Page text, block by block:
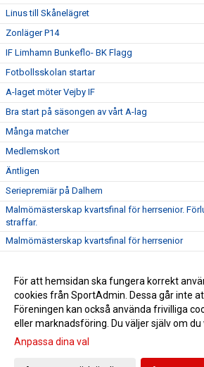
Linus till Skånelägret
Zonläger P14
IF Limhamn Bunkeflo- BK Flagg
Fotbollsskolan startar
A-laget möter Vejby IF
Bra start på säsongen av vårt A-lag
Många matcher
Medlemskort
Äntligen
Seriepremiär på Dalhem
Malmömästerskap kvartsfinal för herrsenior.
straffar.
Malmömästerskap kvartsfinal för herrsenior
Ny hemsida
Fair Play pris
Gå till Webbversion
För att hemsidan ska fungera korrekt
cookies från SportAdmin. Dessa går inte
Föreningen kan också använda frivilliga
eller marknadsföring. Du väljer själv om du
Anpassa dina val